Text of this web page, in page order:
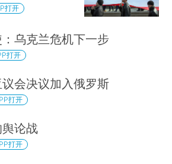
打开
乌克兰危机下一步
打开
会决议加入俄罗斯
打开
论战
打开